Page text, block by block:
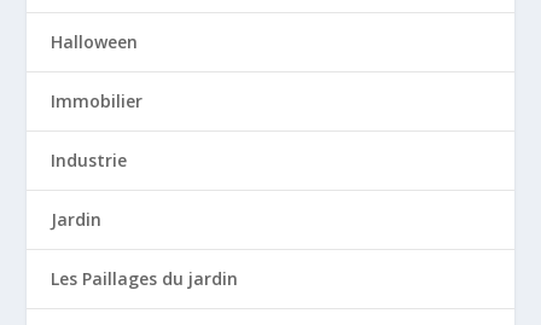
Halloween
Immobilier
Industrie
Jardin
Les Paillages du jardin